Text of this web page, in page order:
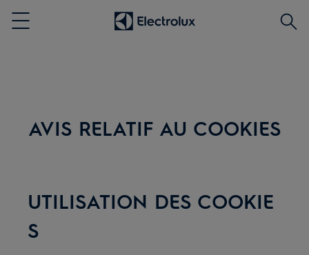
Menu
AVIS RELATIF AU COOKIES
UTILISATION DES COOKIE
S